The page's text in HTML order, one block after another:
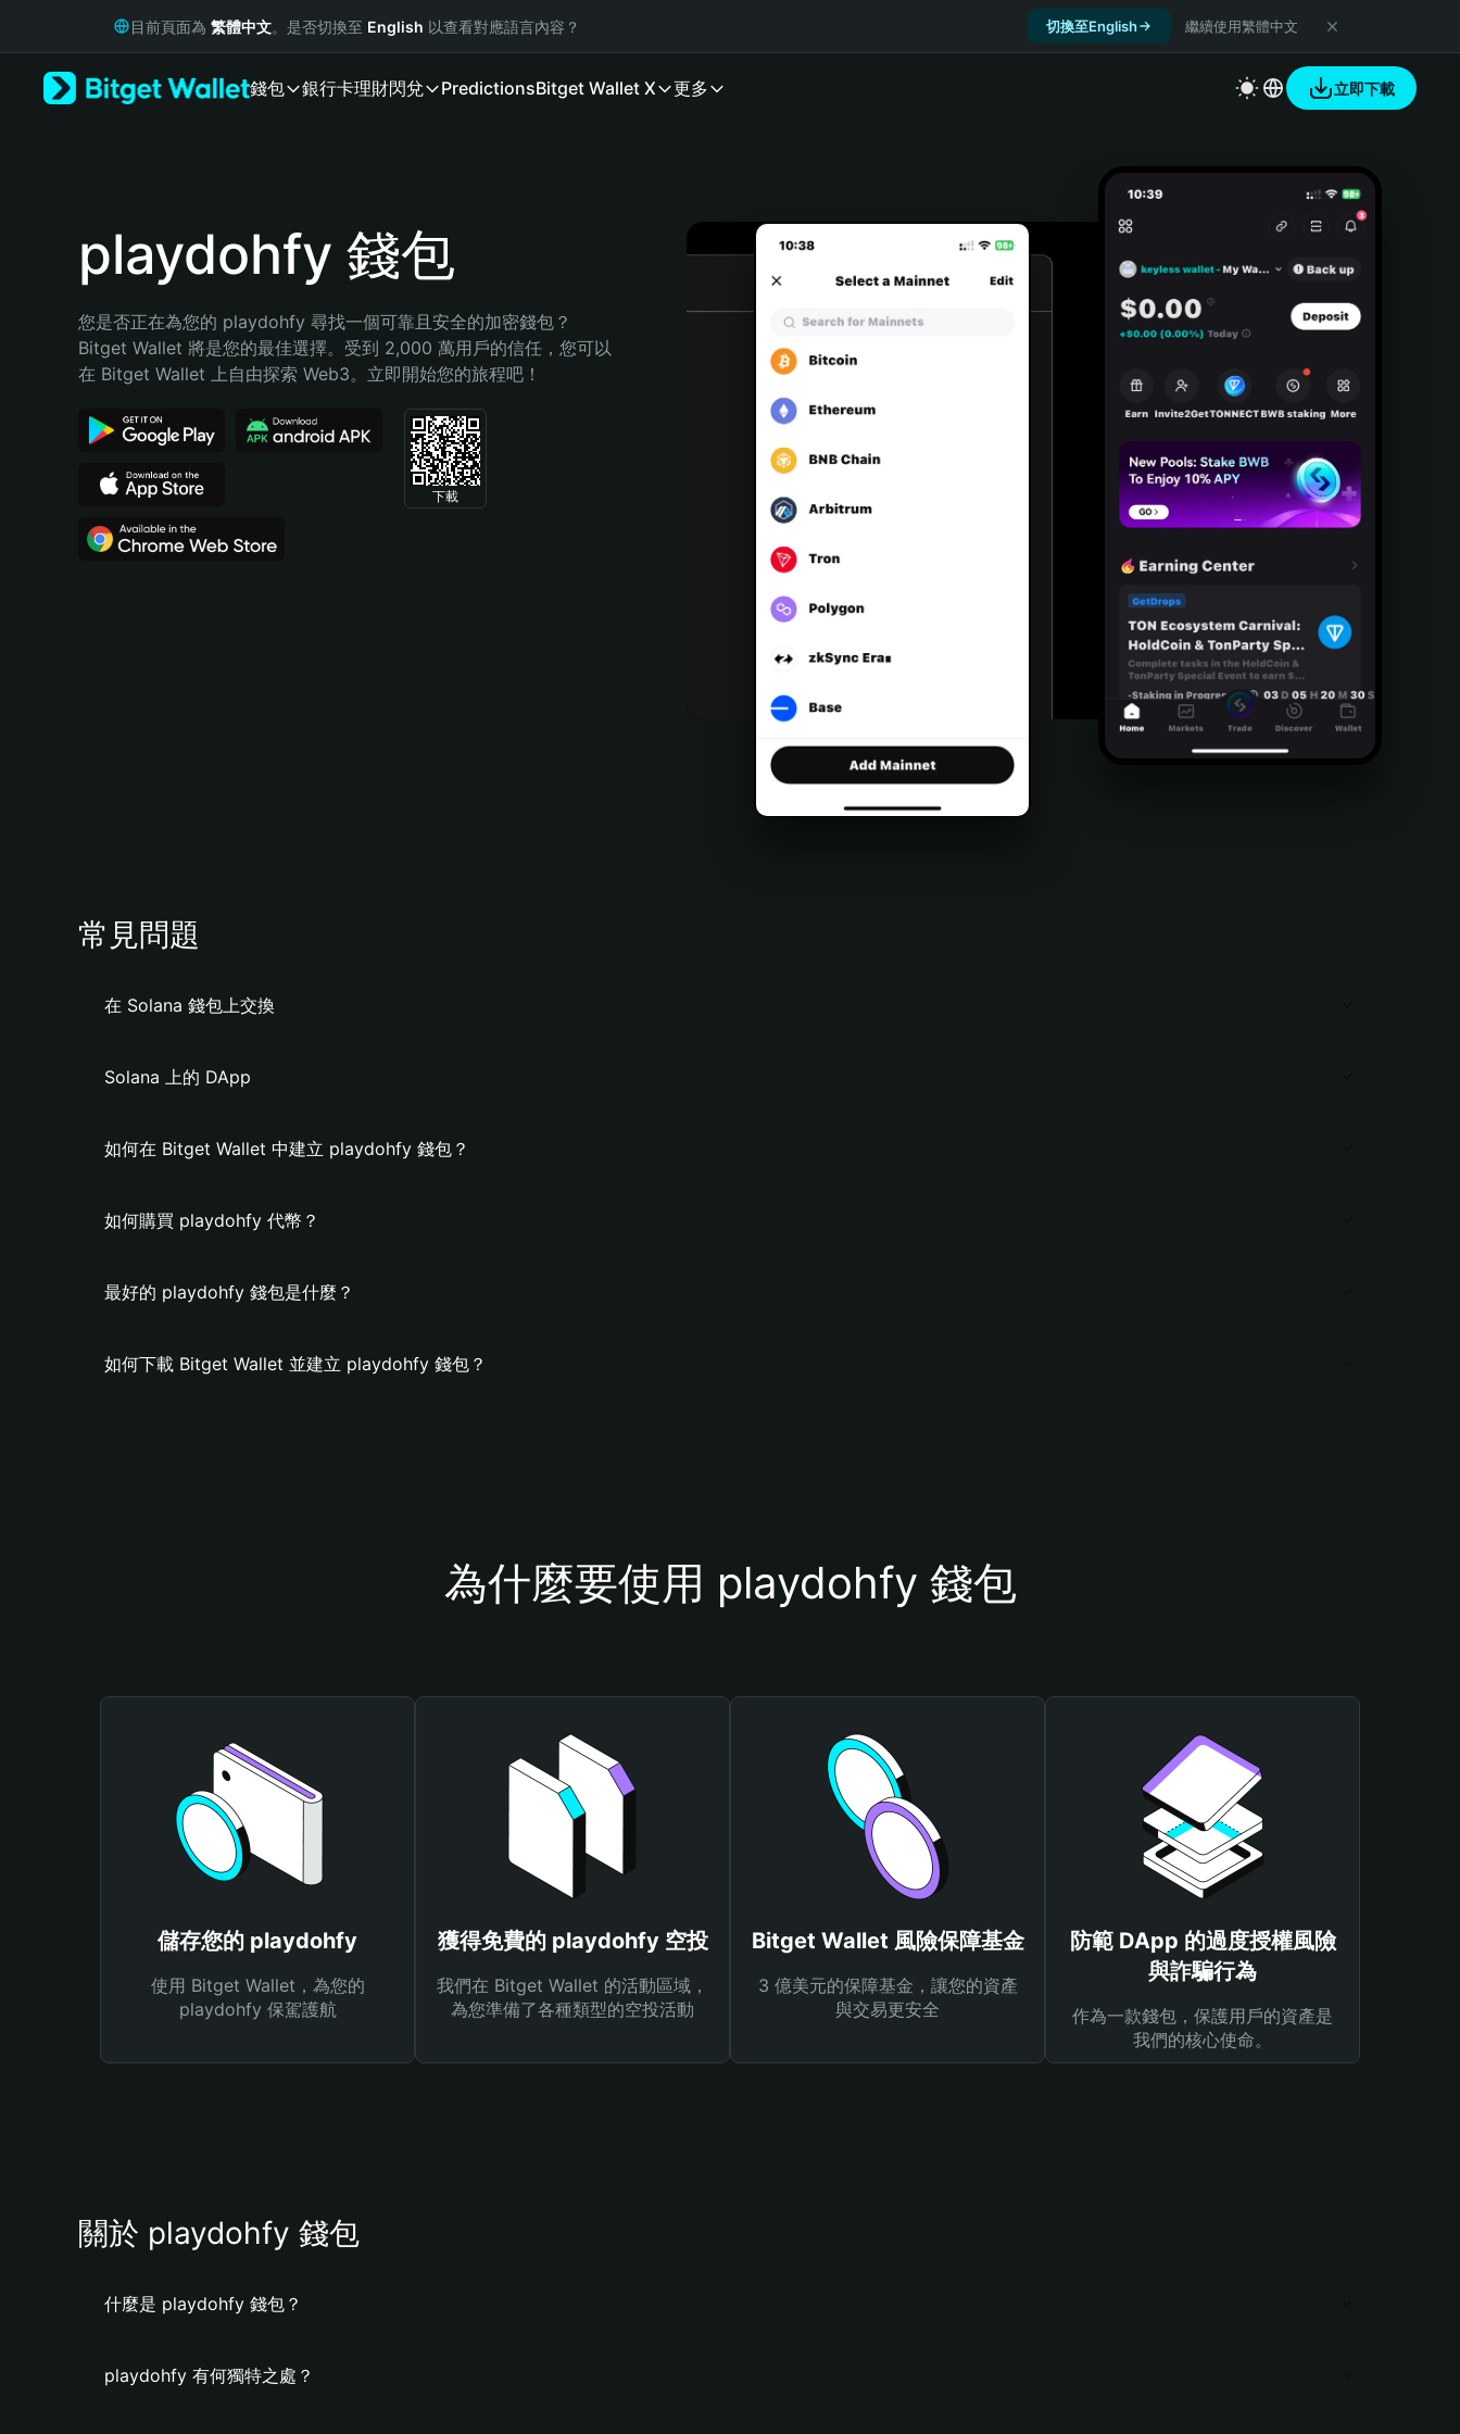
Русский
Bahasa Indonesia
Español (Argentina)
目前頁面為 繁體中文。是否切換至 English 以查看對應語言內容？ 切換至English 繼續使用繁體中文
錢包 銀行卡理財閃兌 PredictionsBitget Wallet X 更多 立即下載
playdohfy 錢包
您是否正在為您的 playdohfy 尋找一個可靠且安全的加密錢包？
Bitget Wallet 將是您的最佳選擇。受到 2,000 萬用戶的信任，您可以
在 Bitget Wallet 上自由探索 Web3。立即開始您的旅程吧！
下載
常見問題
在 Solana 錢包上交換
Solana 上的 DApp
如何在 Bitget Wallet 中建立 playdohfy 錢包？
如何購買 playdohfy 代幣？
最好的 playdohfy 錢包是什麼？
如何下載 Bitget Wallet 並建立 playdohfy 錢包？
為什麼要使用 playdohfy 錢包
儲存您的 playdohfy
使用 Bitget Wallet，為您的
playdohfy 保駕護航
獲得免費的 playdohfy 空投
我們在 Bitget Wallet 的活動區域，
為您準備了各種類型的空投活動
Bitget Wallet 風險保障基金
3 億美元的保障基金，讓您的資產
與交易更安全
防範 DApp 的過度授權風險
與詐騙行為
作為一款錢包，保護用戶的資產是
我們的核心使命。
關於 playdohfy 錢包
什麼是 playdohfy 錢包？
playdohfy 有何獨特之處？